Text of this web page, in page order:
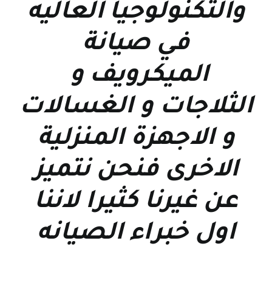
والتكنولوجيا العاليه
في صيانة
الميكرويف و
الثلاجات و الغسالات
و الاجهزة المنزلية
الاخرى فنحن نتميز
عن غيرنا كثيرا لاننا
اول خبراء الصيانه